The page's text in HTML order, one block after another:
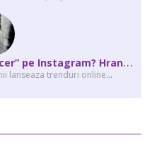
C
e mănâncă pisicile “influencer” pe Instagram? Hrana lor virală
lanseaza trenduri online...